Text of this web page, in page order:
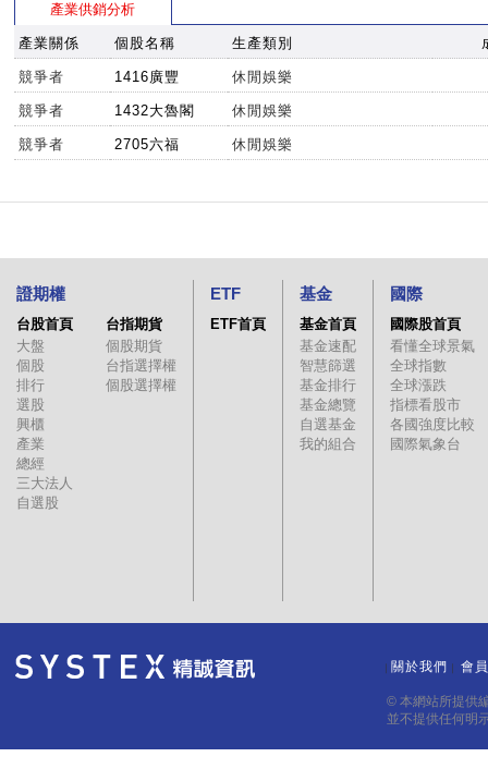
產業供銷分析
產業關係 個股名稱 生產類別
競爭者 1416廣豐 休閒娛樂
競爭者 1432大魯閣 休閒娛樂
競爭者 2705六福 休閒娛樂
證期權
台股首頁
大盤
個股
排行
選股
興櫃
產業
總經
三大法人
自選股
台指期貨
個股期貨
台指選擇權
個股選擇權
ETF
ETF首頁
基金
基金首頁
基金速配
智慧篩選
基金排行
基金總覽
自選基金
我的組合
國際
國際股首頁
看懂全球景氣
全球指數
全球漲跌
指標看股市
各國強度比較
國際氣象台
關於我們 會
© 本網站所提供
並不提供任何明